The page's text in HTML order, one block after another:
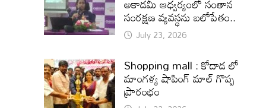
సంరక్షణ వ్యవస్థను బలోపేతం..
July 23, 2026
Shopping mall : కోదాడ లో
మాంగళ్య షాపింగ్ మాల్ గొప్ప
ప్రారంభం